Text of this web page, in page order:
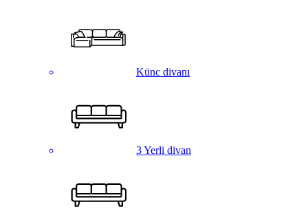
Künc divanı
3 Yerli divan